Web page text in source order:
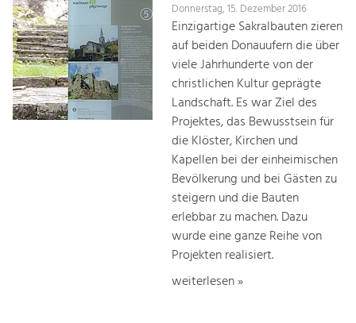
Donnerstag, 15. Dezember 2016
Einzigartige Sakralbauten zieren
auf beiden Donauufern die über
viele Jahrhunderte von der
christlichen Kultur geprägte
Landschaft. Es war Ziel des
Projektes, das Bewusstsein für
die Klöster, Kirchen und
Kapellen bei der einheimischen
Bevölkerung und bei Gästen zu
steigern und die Bauten
erlebbar zu machen. Dazu
wurde eine ganze Reihe von
Projekten realisiert.
weiterlesen »